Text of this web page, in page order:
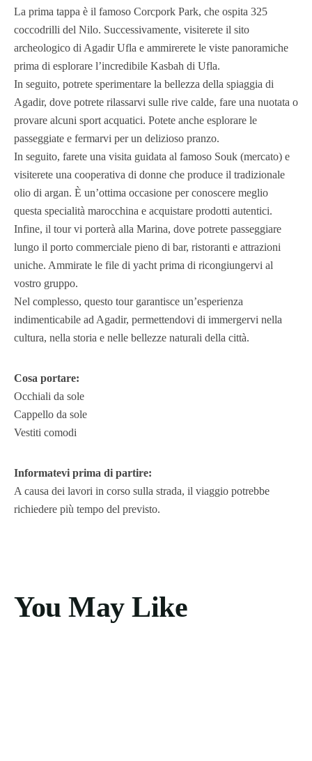
La prima tappa è il famoso Corcpork Park, che ospita 325
coccodrilli del Nilo. Successivamente, visiterete il sito
archeologico di Agadir Ufla e ammirerete le viste panoramiche
prima di esplorare l’incredibile Kasbah di Ufla.
In seguito, potrete sperimentare la bellezza della spiaggia di
Agadir, dove potrete rilassarvi sulle rive calde, fare una nuotata o
provare alcuni sport acquatici. Potete anche esplorare le
passeggiate e fermarvi per un delizioso pranzo.
In seguito, farete una visita guidata al famoso Souk (mercato) e
visiterete una cooperativa di donne che produce il tradizionale
olio di argan. È un’ottima occasione per conoscere meglio
questa specialità marocchina e acquistare prodotti autentici.
Infine, il tour vi porterà alla Marina, dove potrete passeggiare
lungo il porto commerciale pieno di bar, ristoranti e attrazioni
uniche. Ammirate le file di yacht prima di ricongiungervi al
vostro gruppo.
Nel complesso, questo tour garantisce un’esperienza
indimenticabile ad Agadir, permettendovi di immergervi nella
cultura, nella storia e nelle bellezze naturali della città.
Cosa portare:
Occhiali da sole
Cappello da sole
Vestiti comodi
Informatevi prima di partire:
A causa dei lavori in corso sulla strada, il viaggio potrebbe
richiedere più tempo del previsto.
You May Like